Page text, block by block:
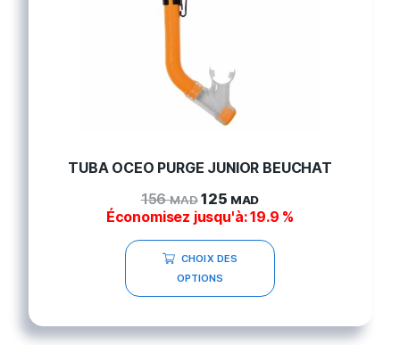
TUBA OCEO PURGE JUNIOR BEUCHAT
156MAD 125 MAD
Économisez jusqu'à: 19.9 %
CHOIX DES
OPTIONS